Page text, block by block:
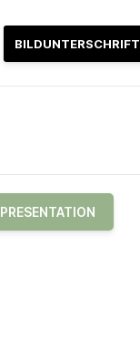
BILDUNTERSCHRIFT
PRESENTATION